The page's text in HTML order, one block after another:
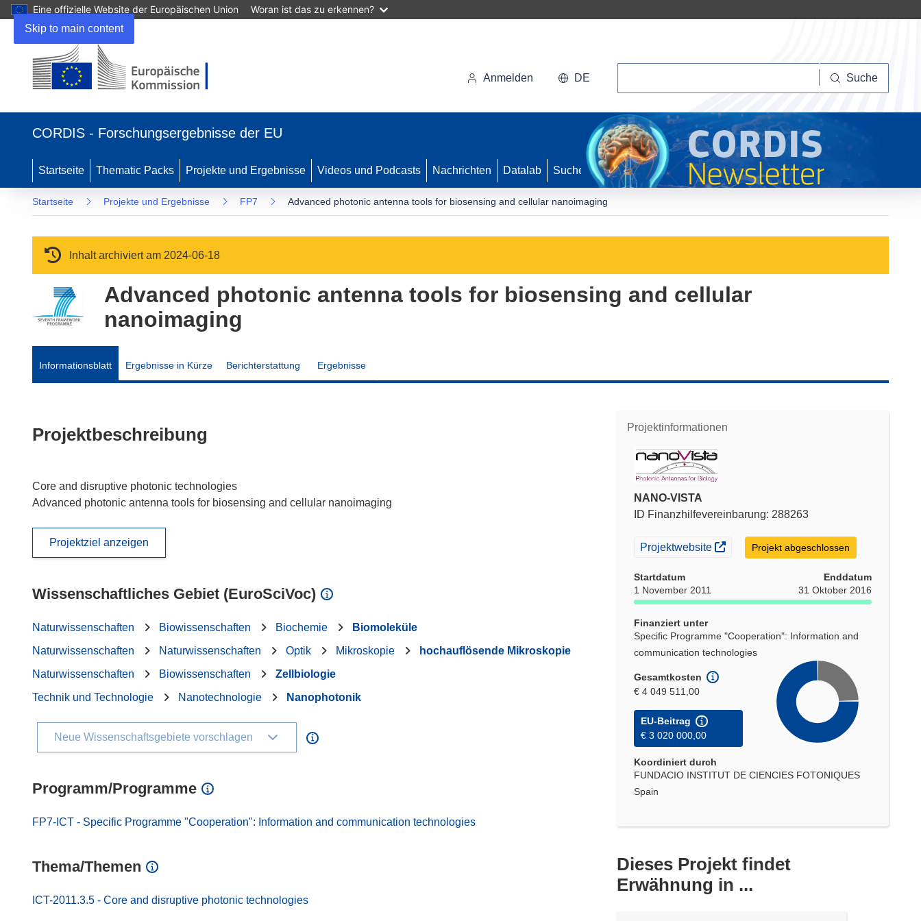
Skip to main content
Eine offizielle Website der Europäischen Union Woran ist das zu erkennen?
Anmelden DE Suche
CORDIS - Forschungsergebnisse der EU
Startseite Thematic Packs Projekte und Ergebnisse Videos und Podcasts Nachrichten Datalab Suche
Startseite Projekte und Ergebnisse FP7 Advanced photonic antenna tools for biosensing and cellular nanoimaging
Inhalt archiviert am 2024-06-18
Advanced photonic antenna tools for biosensing and cellular
nanoimaging
Informationsblatt Ergebnisse in Kürze Berichterstattung Ergebnisse
Projektinformationen
NANO-VISTA
ID Finanzhilfevereinbarung: 288263
(öffnet in neuem Fenster)
Projektwebsite Projekt abgeschlossen
Startdatum
1 November 2011
Enddatum
31 Oktober 2016
Finanziert unter
Specific Programme "Cooperation": Information and
communication technologies
Gesamtkosten
€ 4 049 511,00
EU-Beitrag
€ 3 020 000,00
Koordiniert durch
FUNDACIO INSTITUT DE CIENCIES FOTONIQUES
Spain
Dieses Projekt findet
Erwähnung in ...
Projektbeschreibung
Core and disruptive photonic technologies
Advanced photonic antenna tools for biosensing and cellular nanoimaging
Projektziel anzeigen
Wissenschaftliches Gebiet (EuroSciVoc)
Naturwissenschaften Biowissenschaften Biochemie
Biomoleküle
Naturwissenschaften
Naturwissenschaften Optik Mikroskopie
hochauflösende Mikroskopie
Naturwissenschaften
Biowissenschaften
Zellbiologie
Technik und Technologie
Nanotechnologie Nanophotonik
Neue Wissenschaftsgebiete vorschlagen
Programm/Programme
FP7-ICT - Specific Programme "Cooperation": Information and communication technologies
Thema/Themen
ICT-2011.3.5 - Core and disruptive photonic technologies